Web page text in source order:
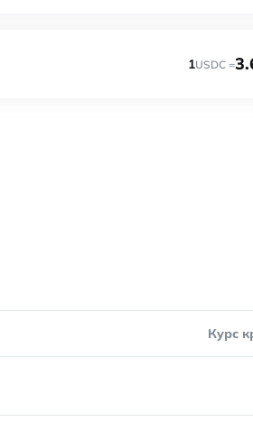
1USDC =
Курс